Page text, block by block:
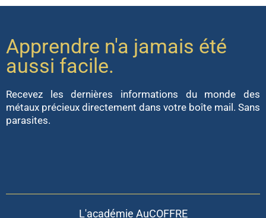
Apprendre n'a jamais été
aussi facile.
Recevez les dernières informations du monde des
métaux précieux directement dans votre boîte mail. Sans
parasites.
L'académie AuCOFFRE